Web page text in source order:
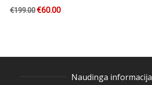
€199.00€60.00
Naudinga informacija